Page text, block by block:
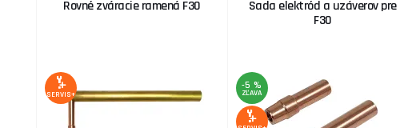
Rovné zváracie ramená F30
SERVIS+
Sada elektród a uzáverov pre
F30
-5 %
ZĽAVA